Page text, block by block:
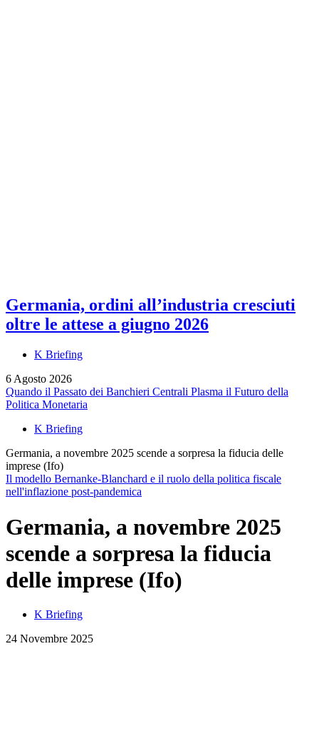
Germania, ordini all’industria cresciuti
oltre le attese a giugno 2026
K Briefing
6 Agosto 2026
Quando il Passato dei Banchieri Centrali Plasma il Futuro della
Politica Monetaria
K Briefing
Germania, a novembre 2025 scende a sorpresa la fiducia delle
imprese (Ifo)
Il modello Bernanke-Blanchard e il ruolo della politica fiscale
nell'inflazione post-pandemica
Germania, a novembre 2025
scende a sorpresa la fiducia
delle imprese (Ifo)
K Briefing
24 Novembre 2025